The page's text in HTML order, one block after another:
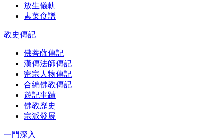
放生儀軌
素菜食譜
教史傳記
佛菩薩傳記
漢傳法師傳記
密宗人物傳記
合編佛教傳記
遊記事蹟
佛教歷史
宗派發展
一門深入